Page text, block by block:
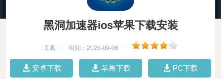
黑洞加速器ios苹果下载安装
工具 时间：2025-09-06
安卓下载 苹果下载 PC下载